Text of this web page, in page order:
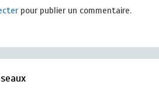
pour publier un commentaire.